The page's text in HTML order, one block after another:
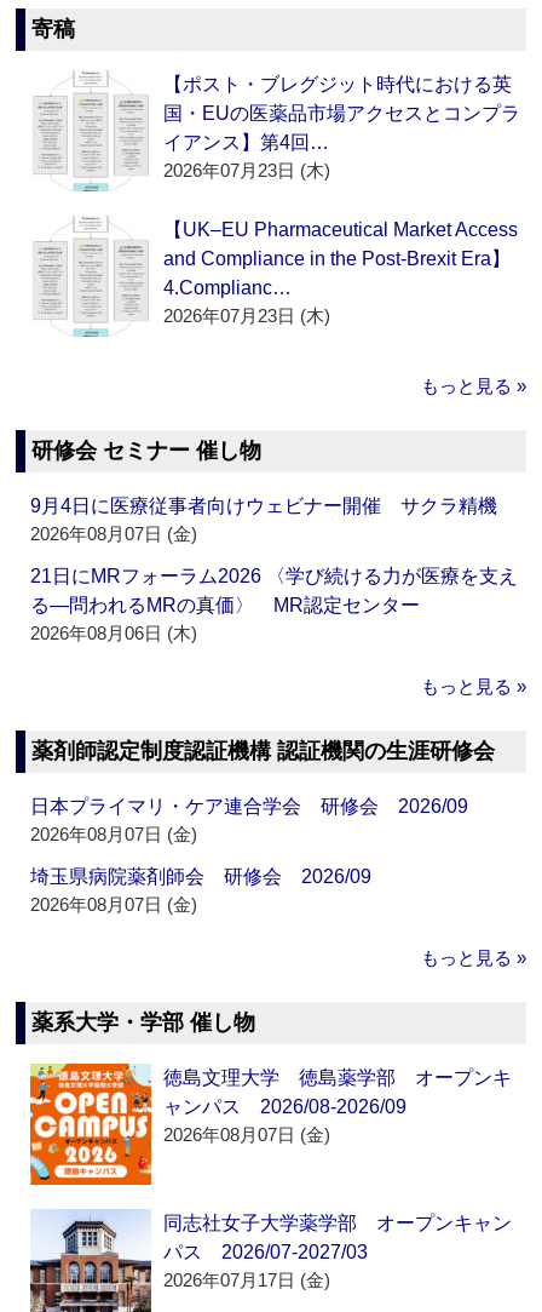
寄稿
【ポスト・ブレグジット時代における英
国・EUの医薬品市場アクセスとコンプラ
イアンス】第4回…
2026年07月23日 (木)
【UK–EU Pharmaceutical Market Access
and Compliance in the Post-Brexit Era】
4.Complianc…
2026年07月23日 (木)
もっと見る »
研修会 セミナー 催し物
9月4日に医療従事者向けウェビナー開催 サクラ精機
2026年08月07日 (金)
21日にMRフォーラム2026 〈学び続ける力が医療を支え
る―問われるMRの真価〉 MR認定センター
2026年08月06日 (木)
もっと見る »
薬剤師認定制度認証機構 認証機関の生涯研修会
日本プライマリ・ケア連合学会 研修会 2026/09
2026年08月07日 (金)
埼玉県病院薬剤師会 研修会 2026/09
2026年08月07日 (金)
もっと見る »
薬系大学・学部 催し物
徳島文理大学 徳島薬学部 オープンキ
ャンパス 2026/08-2026/09
2026年08月07日 (金)
同志社女子大学薬学部 オープンキャン
パス 2026/07-2027/03
2026年07月17日 (金)